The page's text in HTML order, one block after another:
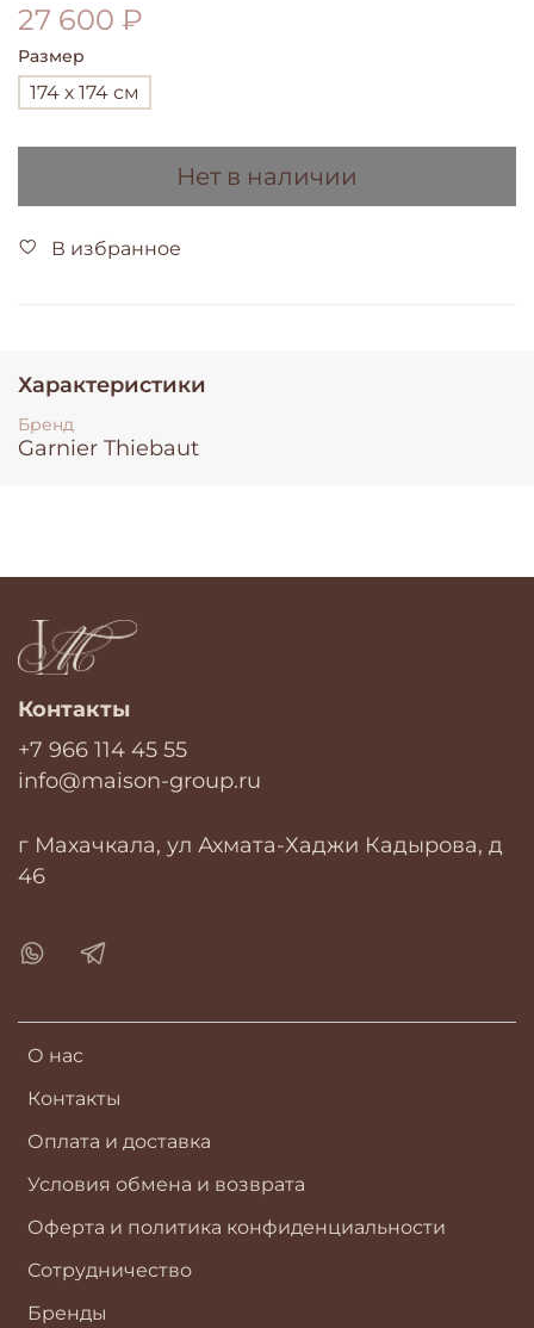
27 600 ₽
Размер
174 х 174 см
Нет в наличии
В избранное
Характеристики
Бренд
Garnier Thiebaut
О нас
Контакты
Оплата и доставка
Условия обмена и возврата
Оферта и политика конфиденциальности
Сотрудничество
Бренды
Контакты
+7 966 114 45 55
info@maison-group.ru
г Махачкала, ул Ахмата-Хаджи Кадырова, д
46